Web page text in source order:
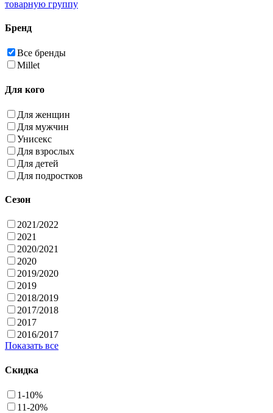
товарную группу
Бренд
Все бренды
Millet
Для кого
Для женщин
Для мужчин
Унисекс
Для взрослых
Для детей
Для подростков
Сезон
2021/2022
2021
2020/2021
2020
2019/2020
2019
2018/2019
2017/2018
2017
2016/2017
Показать все
Скидка
1-10%
11-20%